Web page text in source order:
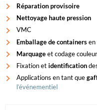
Réparation provisoire
Nettoyage haute pression
VMC
Emballage de containersen
Marquageet codage couleur
Fixation etidentification
Applications en tant que
l’événementiel